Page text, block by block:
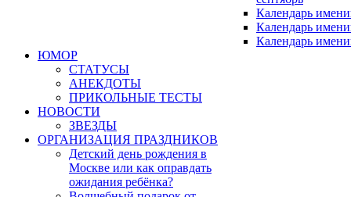
Календарь
Календарь
Календарь
ЮМОР
СТАТУСЫ
АНЕКДОТЫ
ПРИКОЛЬНЫЕ ТЕСТЫ
НОВОСТИ
ЗВЕЗДЫ
ОРГАНИЗАЦИЯ ПРАЗДНИКОВ
Детский день рождения в
Москве или как оправдать
ожидания ребёнка?